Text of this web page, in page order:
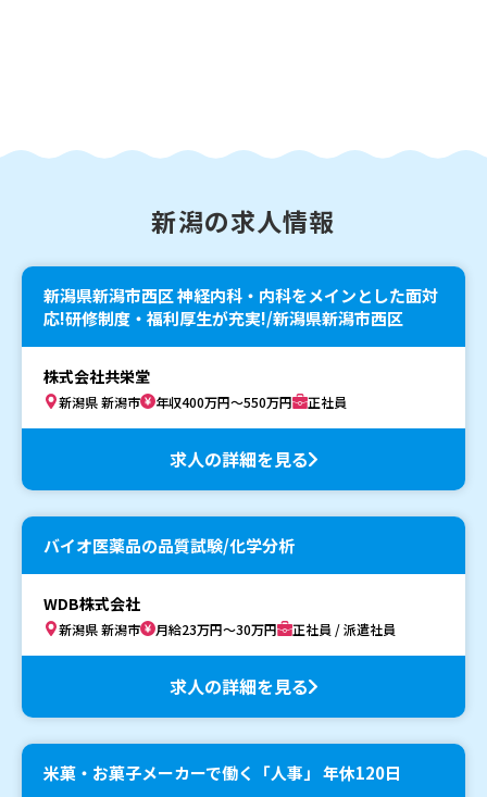
新潟の求人情報
新潟県新潟市西区 神経内科・内科をメインとした面対
応!研修制度・福利厚生が充実!/新潟県新潟市西区
株式会社共栄堂
新潟県 新潟市 年収400万円～550万円 正社員
求人の詳細を見る
バイオ医薬品の品質試験/化学分析
WDB株式会社
新潟県 新潟市 月給23万円～30万円 正社員 / 派遣社員
求人の詳細を見る
米菓・お菓子メーカーで働く「人事」 年休120日